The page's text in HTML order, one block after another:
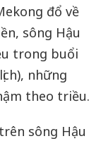
đổ về
sông Hậu
trong buổi
những
theo triều.
sông Hậu